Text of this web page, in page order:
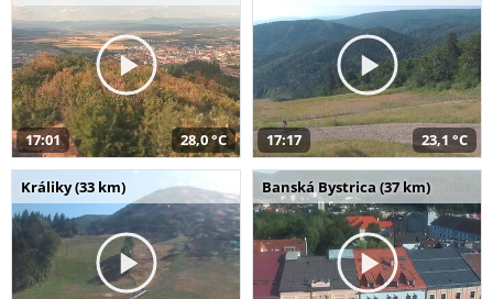
17:01 28,0 °C 17:17 23,1 °C
Králiky (33 km) Banská Bystrica (37 km)